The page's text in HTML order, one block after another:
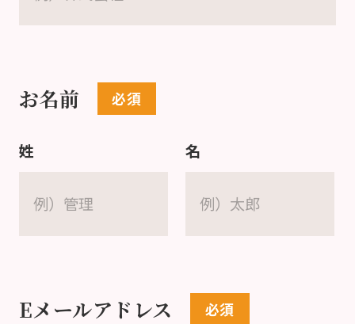
お名前
姓 名
Eメールアドレス